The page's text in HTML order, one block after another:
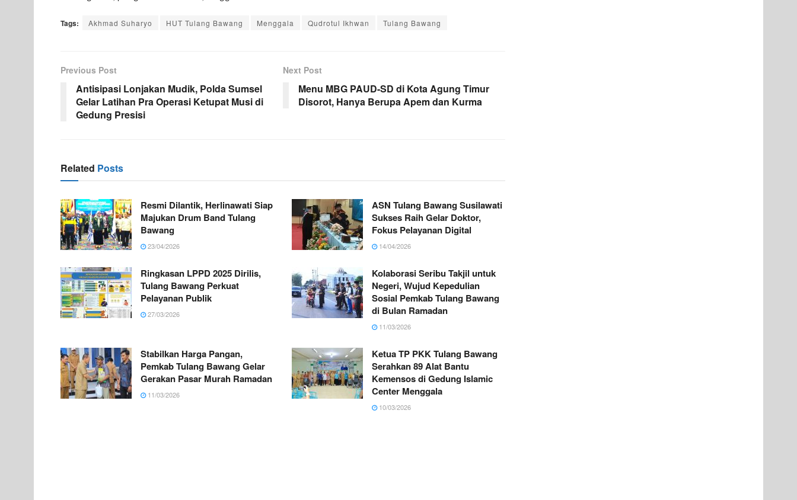
Tags: Akhmad Suharyo HUT Tulang Bawang Menggala Qudrotul Ikhwan Tulang Bawang
Previous Post
Antisipasi Lonjakan Mudik, Polda Sumsel
Gelar Latihan Pra Operasi Ketupat Musi di
Gedung Presisi
Next Post
Menu MBG PAUD-SD di Kota Agung Timur
Disorot, Hanya Berupa Apem dan Kurma
Related Posts
Resmi Dilantik, Herlinawati Siap
Majukan Drum Band Tulang
Bawang
23/04/2026
ASN Tulang Bawang Susilawati
Sukses Raih Gelar Doktor,
Fokus Pelayanan Digital
14/04/2026
Ringkasan LPPD 2025 Dirilis,
Tulang Bawang Perkuat
Pelayanan Publik
27/03/2026
Kolaborasi Seribu Takjil untuk
Negeri, Wujud Kepedulian
Sosial Pemkab Tulang Bawang
di Bulan Ramadan
11/03/2026
Stabilkan Harga Pangan,
Pemkab Tulang Bawang Gelar
Gerakan Pasar Murah Ramadan
11/03/2026
Ketua TP PKK Tulang Bawang
Serahkan 89 Alat Bantu
Kemensos di Gedung Islamic
Center Menggala
10/03/2026